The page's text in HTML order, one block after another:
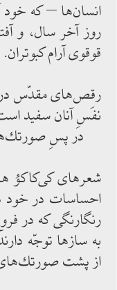
انسان‌‌ها – كه
روز آخر سال، و
قوقوی آرام كبوتران.
رقص‌‌های مقدّس
نفَسِ آنان سفید
در پسِ
شعرهای كی‌‌كاكوُ
احساسات در خود
رنگارنگی كه در
به سازها توجّه
از پشت صورتك‌‌های